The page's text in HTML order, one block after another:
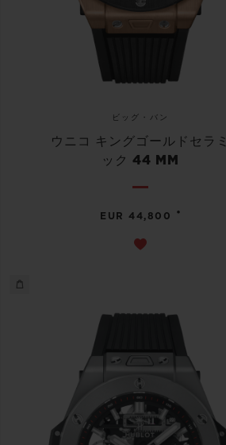
ビッグ・バン
ウニコ キングゴールドセラミ
ック 44 MM
EUR 44,800 •